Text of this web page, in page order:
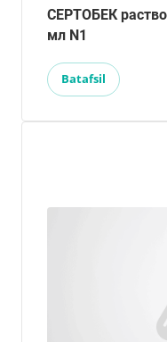
СЕРТОБЕК
мл N1
Batafsil